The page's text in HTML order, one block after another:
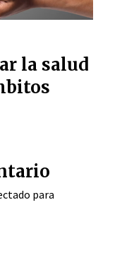
la salud
para